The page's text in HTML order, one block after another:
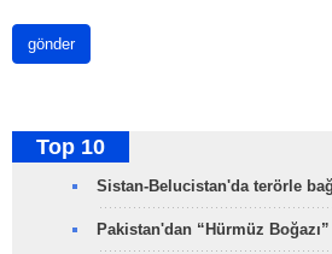
gönder
Top 10
Sistan-Belucistan'da terörle
Pakistan'dan “Hürmüz Boğazı”